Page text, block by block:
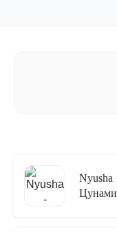
Nyusha
Цунами